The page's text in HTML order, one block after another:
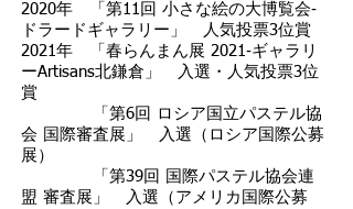
2020年 「第11回 小さな絵の大博覧会‐
ドラードギャラリー」 人気投票3位賞
2021年 「春らんまん展 2021‐ギャラリ
ーArtisans北鎌倉」 入選・人気投票3位
賞
「第6回 ロシア国立パステル協
会 国際審査展」 入選（ロシア国際公募
展）
「第39回 国際パステル協会連
盟 審査展」 入選（アメリカ国際公募